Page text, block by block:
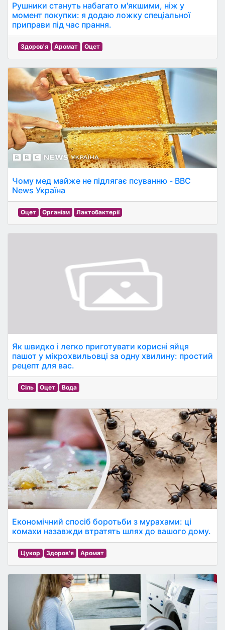
Рушники стануть набагато м'якшими, ніж у
момент покупки: я додаю ложку спеціальної
приправи під час прання.
Здоров'я Аромат Оцет
Чому мед майже не підлягає псуванню - BBC
News Україна
Оцет Організм Лактобактерії
Як швидко і легко приготувати корисні яйця
пашот у мікрохвильовці за одну хвилину: простий
рецепт для вас.
Сіль Оцет Вода
Економічний спосіб боротьби з мурахами: ці
комахи назавжди втратять шлях до вашого дому.
Цукор Здоров'я Аромат